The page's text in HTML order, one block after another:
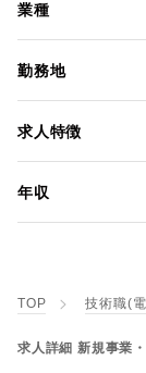
業種
勤務地
求人特徴
年収
TOP 技術職(
求人詳細 新規事業